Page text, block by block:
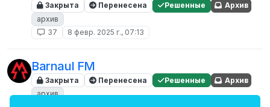
Закрыта Перенесена Решенные
Архив
архив
37
8 февр. 2025 г., 07:13
Barnaul FM
Закрыта Перенесена Решенные
Архив
архив